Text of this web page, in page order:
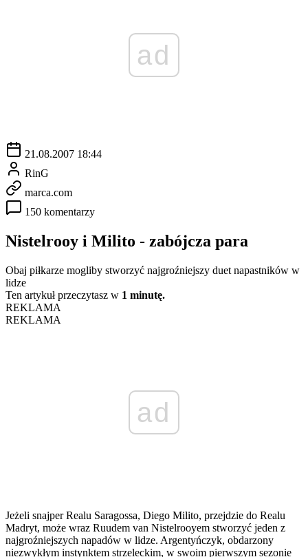
ad
21.08.2007 18:44
RinG
marca.com
150 komentarzy
Nistelrooy i Milito - zabójcza para
Obaj piłkarze mogliby stworzyć najgroźniejszy duet napastników w
lidze
Ten artykuł przeczytasz w 1 minutę.
REKLAMA
REKLAMA
ad
Jeżeli snajper Realu Saragossa, Diego Milito, przejdzie do Realu
Madryt, może wraz Ruudem van Nistelrooyem stworzyć jeden z
najgroźniejszych napadów w lidze. Argentyńczyk, obdarzony
niezwykłym instynktem strzeleckim, w swoim pierwszym sezonie